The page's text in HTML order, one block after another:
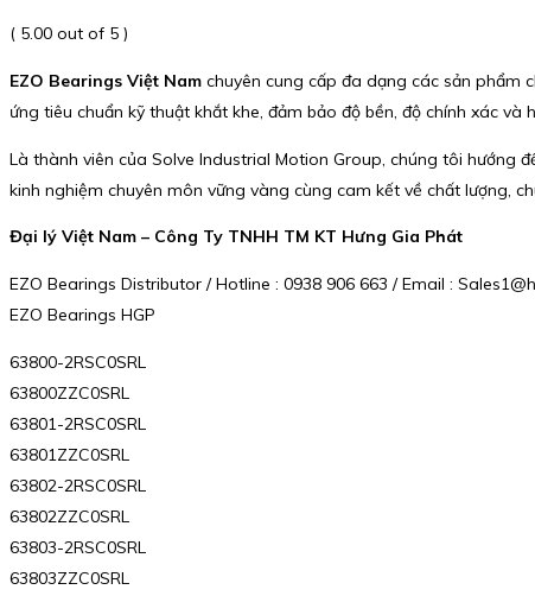
( 5.00 out of 5 )
EZO Bearings Việt Nam chuyên cung cấp đa dạng các sản phẩm
ứng tiêu chuẩn kỹ thuật khắt khe, đảm bảo độ bền, độ chính xác
Là thành viên của Solve Industrial Motion Group , chúng tôi hướng
kinh nghiệm chuyên môn vững vàng cùng cam kết về chất lượng,
Đại lý Việt Nam – Công Ty TNHH TM KT Hưng Gia Phát
EZO Bearings Distributor / Hotline : 0938 906 663 / Email :
EZO Bearings HGP
63800-2RSC0SRL
63800ZZC0SRL
63801-2RSC0SRL
63801ZZC0SRL
63802-2RSC0SRL
63802ZZC0SRL
63803-2RSC0SRL
63803ZZC0SRL